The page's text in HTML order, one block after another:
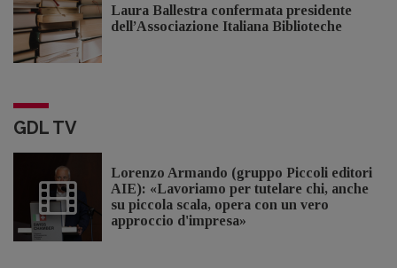
Laura Ballestra confermata presidente
dell’Associazione Italiana Biblioteche
GDL TV
Lorenzo Armando (gruppo Piccoli editori
AIE): «Lavoriamo per tutelare chi, anche
su piccola scala, opera con un vero
approccio d'impresa»